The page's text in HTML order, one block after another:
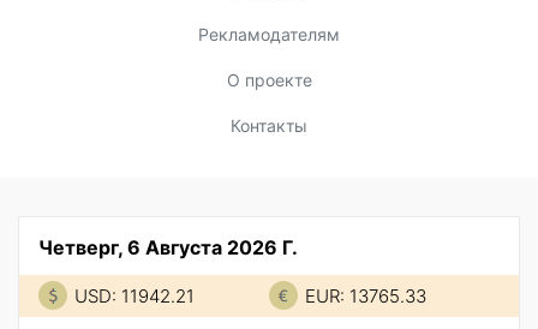
Рекламодателям
О проекте
Контакты
Четверг, 6 Августа 2026 Г.
USD: 11942.21 EUR: 13765.33